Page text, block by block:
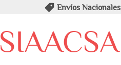
Envíos Nacionales
SIAACSA